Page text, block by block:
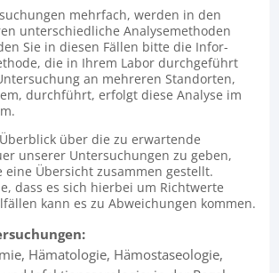
mehrfach, werden in den
unter­schied­liche Analyse­methoden
Sie in diesen Fällen bitte die Infor­
die in Ihrem Labor durchgeführt
an mehreren Stand­orten,
durchführt, erfolgt diese Analyse im
über die zu erwartende
unserer Unter­suchungen zu geben,
eine Übersicht zusammen gestellt.
dass es sich hierbei um Richt­werte
kann es zu Abwei­chungen kommen.
Hämatologie, Hämostaseologie,